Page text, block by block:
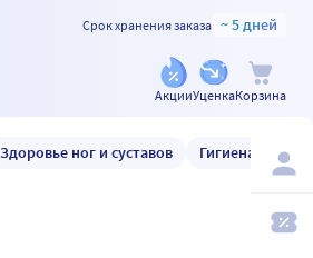
Срок хранения заказа ~ 5 дней
АкцииУценкаКорзина
Здоровье ног и суставов Гигиена и уход